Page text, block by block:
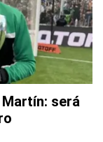
Martín: será